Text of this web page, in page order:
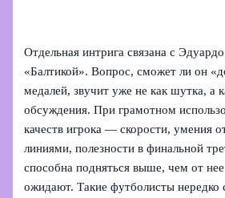
Отдельная интрига связана с
«Балтикой». Вопрос, сможет ли он
медалей, звучит уже не как шутка, а
обсуждения. При грамотном
качеств игрока — скорости, умения
линиями, полезности в финальной
способна подняться выше, чем от
ожидают. Такие футболисты нередко